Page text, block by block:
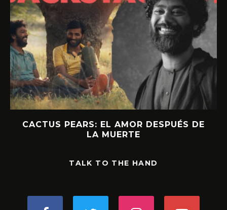
CACTUS PEARS: EL AMOR DESPUÉS DE
LA MUERTE
TALK TO THE HAND